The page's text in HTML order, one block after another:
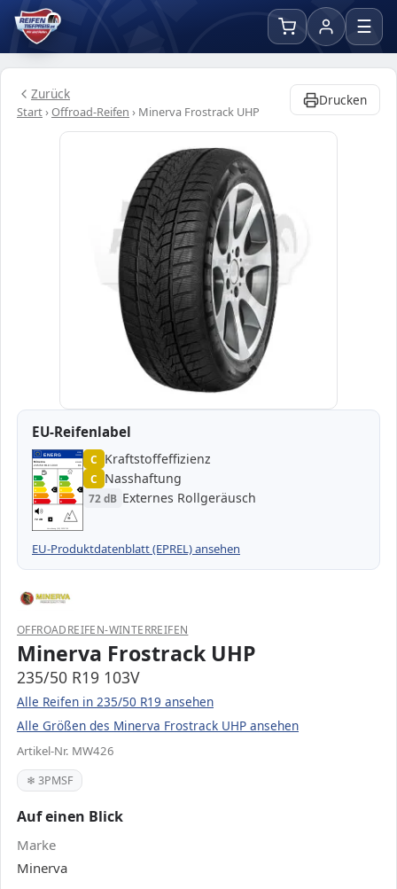
☰
Zurück
Start›Offroad-Reifen › Minerva Frostrack UHP
Drucken
EU-Reifenlabel
ENERG 1000000
Minerva MW426
235/50 R19 103V C1
A
B
C
C
D
E
A
B
C
C
D
E
72 dB B
Verordnung (EU) 2020/740
C Kraftstoffeffizienz
C Nasshaftung
72 dB Externes Rollgeräusch
EU-Produktdatenblatt (EPREL) ansehen
OFFROADREIFEN-WINTERREIFEN
Minerva Frostrack UHP
235/50 R19 103V
Alle Reifen in 235/50 R19 ansehen
Alle Größen des Minerva Frostrack UHP ansehen
Artikel-Nr. MW426
❄ 3PMSF
Auf einen Blick
Marke
Minerva